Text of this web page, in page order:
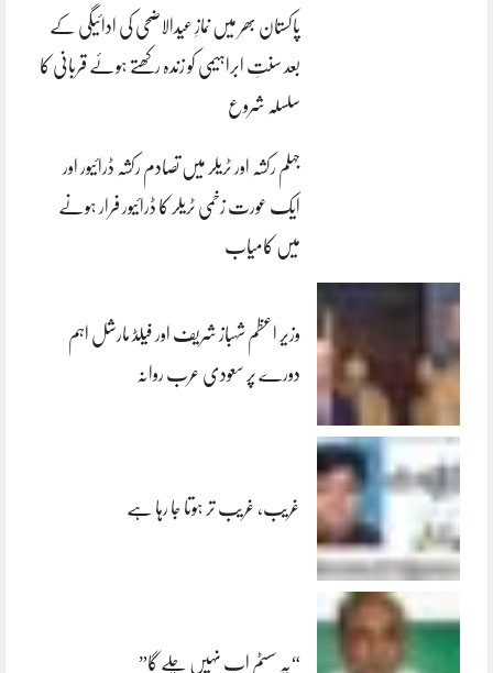
پاکستان بھر میں نمازِ عیدالاضحی کی ادائیگی کے
بعد سنتِ ابراہیمی کو زندہ رکھتے ہوئے قربانی کا
سلسلہ شروع
جہلم رکشہ اور ٹریلر میں تصادم رکشہ ڈرائیور اور
ایک عورت زخمی ٹریلر کا ڈرائیور فرار ہونے
میں کامیاب
وزیر اعظم شہباز شریف اور فیلڈ مارشل اہم
دورے پر سعودی عرب روانہ
غریب، غریب تر ہوتا جا رہا ہے
“یہ سسٹم اب نہیں چلے گا”